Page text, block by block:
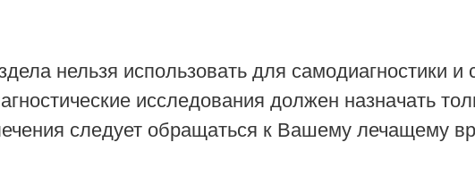
нельзя использовать для самодиагностики
исследования должен назначать
следует обращаться к Вашему лечащему